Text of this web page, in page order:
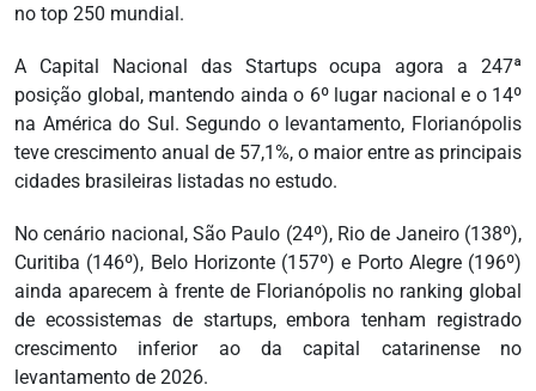
no top 250 mundial.
A Capital Nacional das Startups ocupa agora a 247ª
posição global, mantendo ainda o 6º lugar nacional e o 14º
na América do Sul. Segundo o levantamento, Florianópolis
teve crescimento anual de 57,1%, o maior entre as principais
cidades brasileiras listadas no estudo.
No cenário nacional, São Paulo (24º), Rio de Janeiro (138º),
Curitiba (146º), Belo Horizonte (157º) e Porto Alegre (196º)
ainda aparecem à frente de Florianópolis no ranking global
de ecossistemas de startups, embora tenham registrado
crescimento inferior ao da capital catarinense no
levantamento de 2026.